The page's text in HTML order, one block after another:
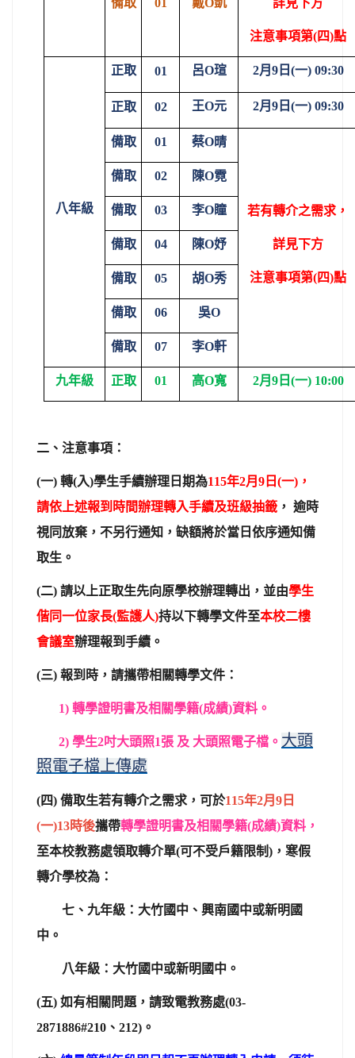
備取 01 戴O凱 詳見下方
注意事項第(四)點
八年級
正取 01 呂O瑄 2月9日(一) 09:30
正取 02 王O元 2月9日(一) 09:30
備取 01 蔡O晴
若有轉介之需求，
詳見下方
注意事項第(四)點
備取 02 陳O霓
備取 03 李O瞳
備取 04 陳O妤
備取 05 胡O秀
備取 06 吳O
備取 07 李O軒
九年級 正取 01 高O寬 2月9日(一) 10:00
二、注意事項：
(一) 轉(入)學生手續辦理日期為115年2月9日(一)，
請依上述報到時間辦理轉入手續及班級抽籤 ， 逾時
視同放棄，不另行通知，缺額將於當日依序通知備
取生。
(二) 請以上正取生先向原學校辦理轉出，並由學生
偕同一位家長(監護人)持以下轉學文件至本校二樓
會議室辦理報到手續。
(三) 報到時，請攜帶相關轉學文件：
1) 轉學證明書及相關學籍(成績)資料。
2) 學生2吋大頭照1張 及 大頭照電子檔。 大頭
照電子檔上傳處
(四) 備取生若有轉介之需求，可於115年2月9日
(一)13時後攜帶轉學證明書及相關學籍(成績)資料，
至本校教務處領取轉介單(可不受戶籍限制)，寒假
轉介學校為：
七、九年級：大竹國中、興南國中或新明國
中。
八年級：大竹國中或新明國中。
(五) 如有相關問題，請致電教務處(03-
2871886#210、212)。